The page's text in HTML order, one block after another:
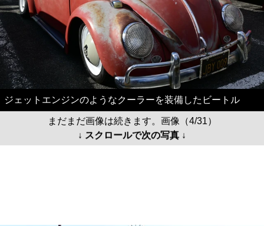
ジェットエンジンのようなクーラーを装備したビートル
まだまだ画像は続きます。画像（4/31）
↓ スクロールで次の写真 ↓